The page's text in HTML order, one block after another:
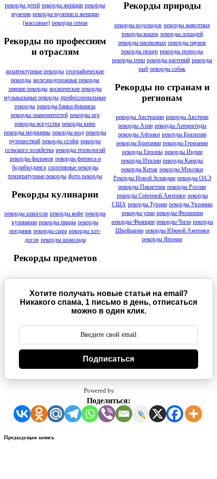
рекорды детей рекорды женщин рекорды
мужчин рекорды мужчин и женщин
(массовые) рекорды семья
Рекорды по профессиям
и отраслям
архитектурные рекорды географические
рекорды железнодорожные рекорды
зимние рекорды космические рекорды
музыкальные рекорды профессиональные
рекорды рекорды банки финансы
рекорды знаменитостей рекорды игр
рекорды искусства рекорды кино
рекорды медицины рекорды мод рекорды
путешествий рекорды селфи рекорды
сельского хозяйства рекорды технологий
рекорды фильмов рекорды фитнеса и
бодибилдинга спортивные рекорды
температурные рекорды фото рекорды
Рекорды кулинарии
рекорды алкоголя рекорды кофе рекорды
кулинарии рекорды пиццы рекорды
поедания рекорды сыра рекорды хот-
догов рекорды шоколада
Рекорды предметов
Рекорды природы
рекорды водопадов рекорды животных
рекорды кошек рекорды лошадей
рекорды насекомых рекорды пауков
рекорды пещер рекорды природы
рекорды птиц рекорды растений рекорды
рыб рекорды собак
Рекорды по странам и
регионам
рекорды Австралии рекорды Австрии
рекорды Азии рекорды Антарктиды
рекорды Африки рекорды Бразилии
рекорды Британии рекорды Германии
рекорды Европы рекорды Индии
рекорды Италии рекорды Канады
рекорды Китая рекорды Мексики
Рекорды Новой Зеландии рекорды ОАЭ
рекорды Пакистана рекорды России
рекорды Северной Америки рекорды
США рекорды Турции рекорды Украины
рекорды улиц рекорды Филиппин
рекорды Франции рекорды Чили рекорды
Швейцарии рекорды Южной Америки
рекорды Японии
Хотите получать новые статьи на email?
Никакого спама, 1 письмо в день, отписаться
можно в один клик.
Подписаться
Powered by
Поделиться:
Навигация
Предыдущая запись